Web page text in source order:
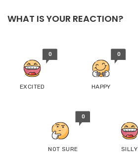
WHAT IS YOUR REACTION?
0
EXCITED
0
HAPPY
0
NOT SURE SILLY